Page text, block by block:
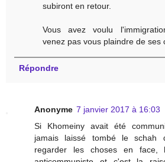
subiront en retour.
Vous avez voulu
venez pas vous plaindre de ses
Répondre
Anonyme 7 janvier 2017 à 16:03
Si Khomeiny avait été
jamais laissé tombé le
regarder les choses en face,